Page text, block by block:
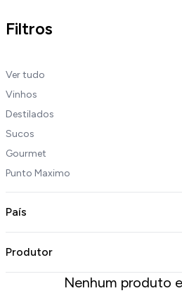
Filtros
Ver tudo
Vinhos
Destilados
Sucos
Gourmet
Punto Maximo
País
Produtor
Nenhum produto